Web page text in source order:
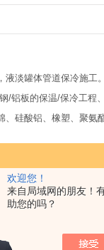
欢迎您！
来自局域网的朋友！
助您的吗？
液淡罐体管道保冷施
/铝板的保温/保冷工
硅酸铝、橡塑、聚氨
行。管道保温先铺设
两道双股铁丝，保
护下料加工需一套白
间距200mm左右。安